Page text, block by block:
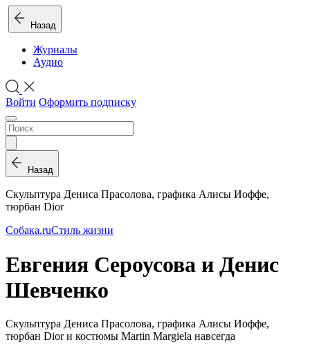
Назад
Журналы
Аудио
Войти Оформить подписку
Назад
Скульптура Дениса Прасолова, графика Алисы Иоффе,
тюрбан Dior
Собака.ruСтиль жизни
Евгения Сероусова и Денис
Шевченко
Скульптура Дениса Прасолова, графика Алисы Иоффе,
тюрбан Dior и костюмы Martin Margiela навсегда